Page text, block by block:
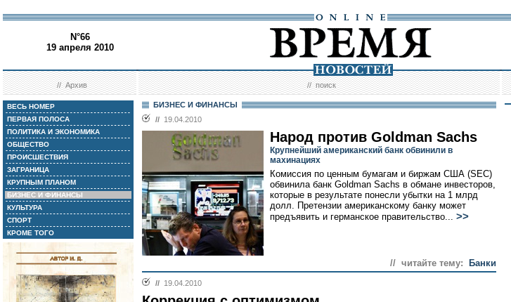
N°66
19 апреля 2010
//Архив //поиск
ВЕСЬ НОМЕР
ПЕРВАЯ ПОЛОСА
ПОЛИТИКА И ЭКОНОМИКА
ОБЩЕСТВО
ПРОИСШЕСТВИЯ
ЗАГРАНИЦА
КРУПНЫМ ПЛАНОМ
БИЗНЕС И ФИНАНСЫ
КУЛЬТУРА
СПОРТ
КРОМЕ ТОГО
БИЗНЕС И ФИНАНСЫ
// 19.04.2010
Народ против Goldman Sachs
Крупнейший американский банк обвинили в
махинациях
Комиссия по ценным бумагам и биржам США (SEC)
обвинила банк Goldman Sachs в обмане инвесторов,
которые в результате понесли убытки на 1 млрд
долл. Претензии американскому банку может
предъявить и германское правительство... >>
// читайте тему: Банки
// 19.04.2010